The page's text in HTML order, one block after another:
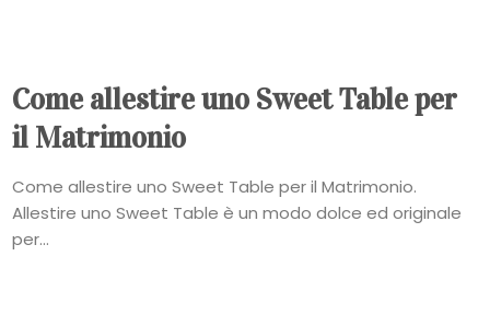
Come allestire uno Sweet Table per
il Matrimonio
Come allestire uno Sweet Table per il Matrimonio.
Allestire uno Sweet Table è un modo dolce ed originale
per...